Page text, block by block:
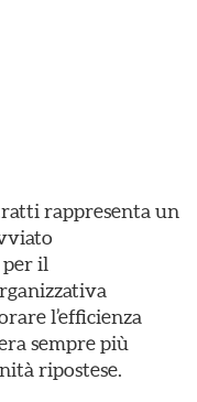
rappresenta un
il
l’efficienza
sempre più
ripostese.